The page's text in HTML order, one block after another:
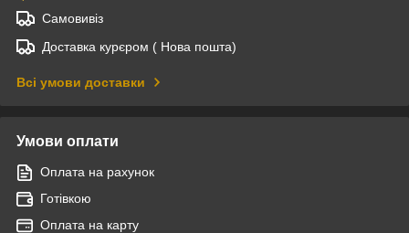
Самовивіз
Доставка курєром ( Нова пошта)
Всі умови доставки
Умови оплати
Оплата на рахунок
Готівкою
Оплата на карту